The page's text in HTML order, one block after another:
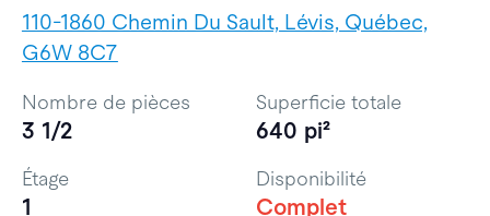
110-1860 Chemin Du Sault, Lévis, Québec,
G6W 8C7
Nombre de pièces
3 1/2
Superficie totale
640 pi²
Étage
1
Disponibilité
Complet